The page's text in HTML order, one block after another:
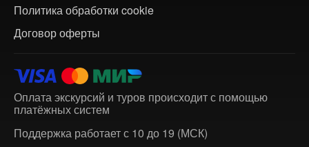
Политика обработки cookie
Договор оферты
Оплата экскурсий и туров происходит с помощью
платёжных систем
Поддержка работает с 10 до 19 (МСК)